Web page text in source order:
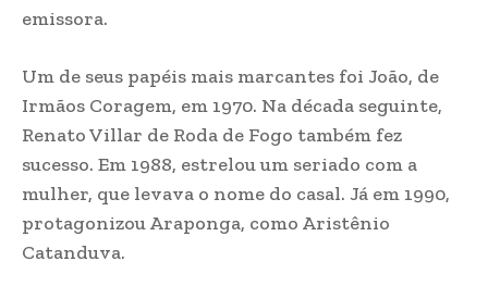
emissora.
Um de seus papéis mais marcantes foi João, de
Irmãos Coragem, em 1970. Na década seguinte,
Renato Villar de Roda de Fogo também fez
sucesso. Em 1988, estrelou um seriado com a
mulher, que levava o nome do casal. Já em 1990,
protagonizou Araponga, como Aristênio
Catanduva.